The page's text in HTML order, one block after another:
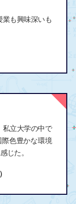
も興味深いも
私立大学の中で
色豊かな環境
じた。